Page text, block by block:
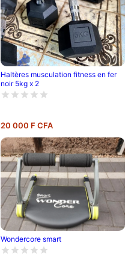
Haltères musculation fitness en fer
noir 5kg x 2
20 000 F CFA
Wondercore smart